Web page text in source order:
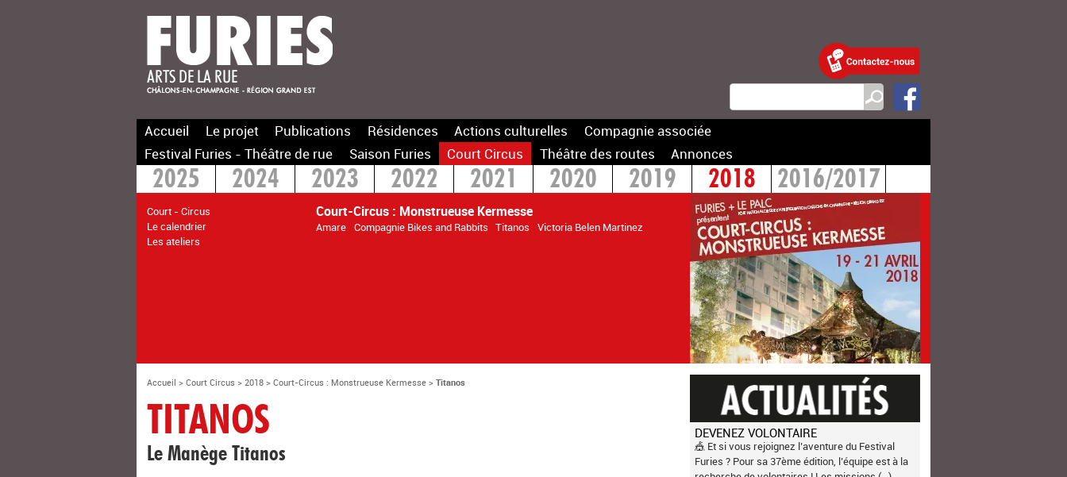
Accueil Le projet Publications Résidences Actions culturelles
Compagnie associée
Festival Furies - Théâtre de rue
Saison Furies Court Circus Théâtre des routes Annonces
2025 2024 2023 2022 2021 2020 2019 2018
Court - Circus
Le calendrier
Les ateliers
Court-Circus : Monstrueuse Kermesse
Amare Compagnie Bikes and Rabbits Titanos Victoria Belen Martinez
2016/2017
Accueil >Court Circus > 2018 >Court-Circus : Monstrueuse Kermesse >Titanos
TITANOS
Le Manège Titanos
DEVENEZ VOLONTAIRE
🎪 Et si vous rejoignez l’aventure du Festival
Furies ? Pour sa 37ème édition, l’équipe est à la